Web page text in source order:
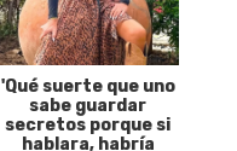
'Qué suerte que uno
sabe guardar
secretos porque si
hablara, habría